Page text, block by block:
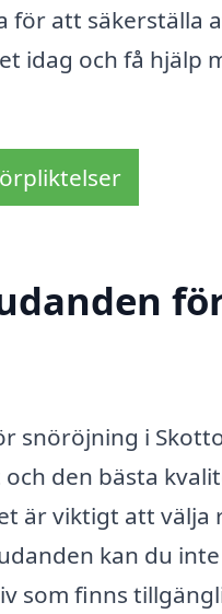
för att säkerställa
idag och få hjälp
snöröjning i
den bästa
är viktigt att
kan du
som finns